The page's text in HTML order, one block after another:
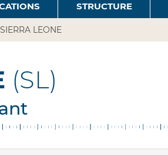
STRUCTURE
SIERRA LEONE
(SL)